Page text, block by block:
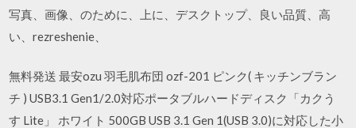
写真、画像、のために、上に、デスクトップ、良い品質、高
い、rezreshenie、
無料発送 最安ozu 羽毛肌布団 ozf-201 ピンク( キッチンブラン
チ ) USB3.1 Gen1/2.0対応ポータブルハードディスク「カクう
す Lite」 ホワイト 500GB USB 3.1 Gen 1(USB 3.0)に対応した小